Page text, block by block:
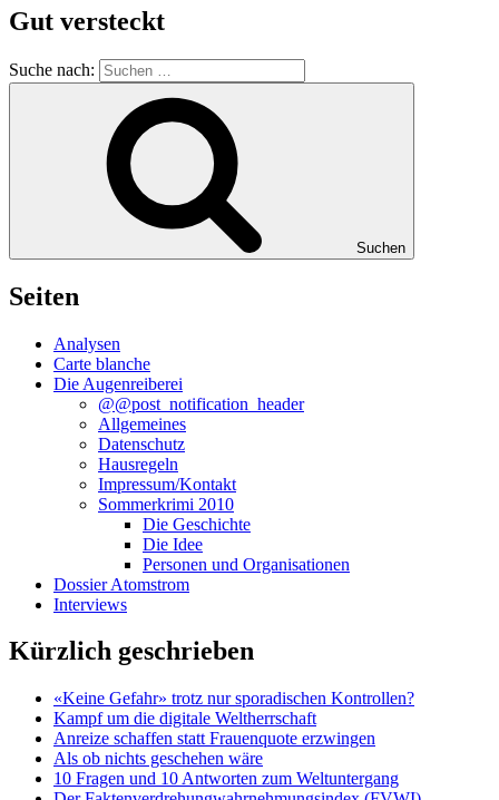
Gut versteckt
Suche nach:
Suchen
Seiten
Analysen
Carte blanche
Die Augenreiberei
@@post_notification_header
Allgemeines
Datenschutz
Hausregeln
Impressum/Kontakt
Sommerkrimi 2010
Die Geschichte
Die Idee
Personen und Organisationen
Dossier Atomstrom
Interviews
Kürzlich geschrieben
«Keine Gefahr» trotz nur sporadischen Kontrollen?
Kampf um die digitale Weltherrschaft
Anreize schaffen statt Frauenquote erzwingen
Als ob nichts geschehen wäre
10 Fragen und 10 Antworten zum Weltuntergang